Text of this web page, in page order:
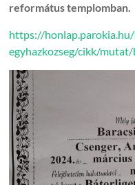
református templomban.
https://
egyhazkozseg/cikk/